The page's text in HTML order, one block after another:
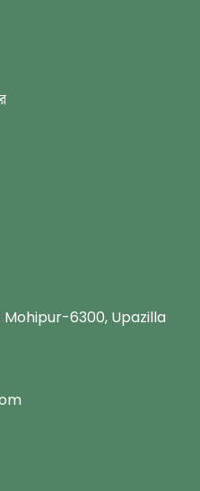
Mohipur-6300, Upazilla